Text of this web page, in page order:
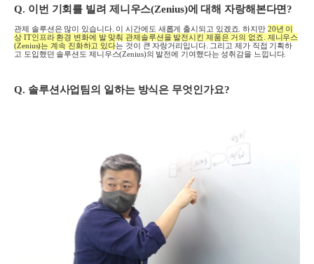
Q. 이번 기회를 빌려 제니우스(Zenius)에 대해 자랑해본다면 ?
관제 솔루션은 많이 있습니다. 이 시간에도 새롭게 출시되고 있겠죠 .하지만 20년 이
상 IT인프라 환경 변화에 발 맞춰 관제솔루션을 발전시킨 제품은 거의 없죠 제니우스
(Zenius)는 계속 진화하고 있다는 것이 큰 자랑거리입니다. 그리고 제가 직접 기획하
고 도입했던 솔루션도 제니우스(Zenius)의 발전에 기여했다는 성취감을 느낍니다.
Q. 솔루션사업팀의 일하는 방식은 무엇인가요?